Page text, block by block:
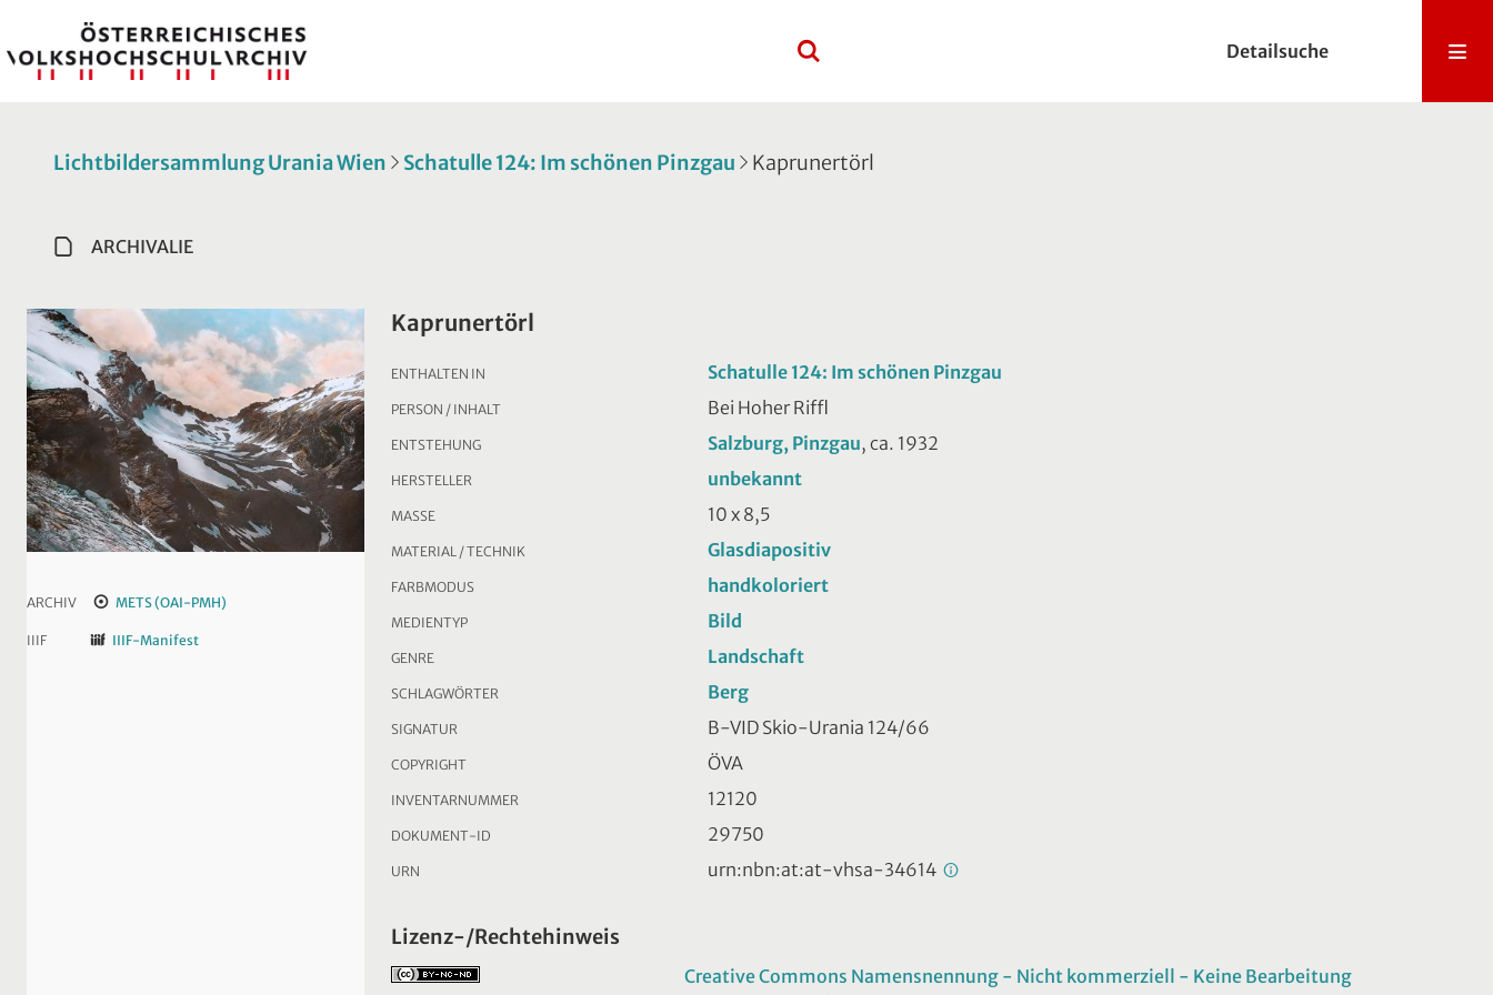
Detailsuche
Lichtbildersammlung Urania Wien Schatulle 124: Im schönen Pinzgau Kaprunertörl
ARCHIVALIE
ARCHIV METS (OAI-PMH)
IIIF IIIF-Manifest
Kaprunertörl
ENTHALTEN IN Schatulle 124: Im schönen Pinzgau
PERSON / INHALT Bei Hoher Riffl
ENTSTEHUNG Salzburg, Pinzgau, ca. 1932
HERSTELLER unbekannt
MASSE 10 x 8,5
MATERIAL / TECHNIK Glasdiapositiv
FARBMODUS handkoloriert
MEDIENTYP Bild
GENRE Landschaft
SCHLAGWÖRTER Berg
SIGNATUR B-VID Skio-Urania 124/66
COPYRIGHT ÖVA
INVENTARNUMMER 12120
DOKUMENT-ID 29750
URN urn:nbn:at:at-vhsa-34614
Lizenz-/Rechtehinweis
Creative Commons Namensnennung - Nicht kommerziell - Keine Bearbeitung